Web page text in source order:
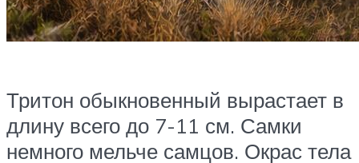
Тритон обыкновенный вырастает в
длину всего до 7-11 см. Самки
немного мельче самцов. Окрас тела